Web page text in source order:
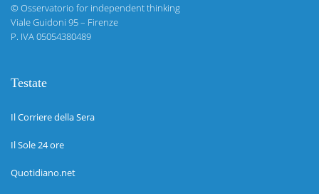
©Osservatorio for independent thinking
Viale Guidoni 95 – Firenze
P. IVA 05054380489
Testate
Il Corriere della Sera
Il Sole 24 ore
Quotidiano.net